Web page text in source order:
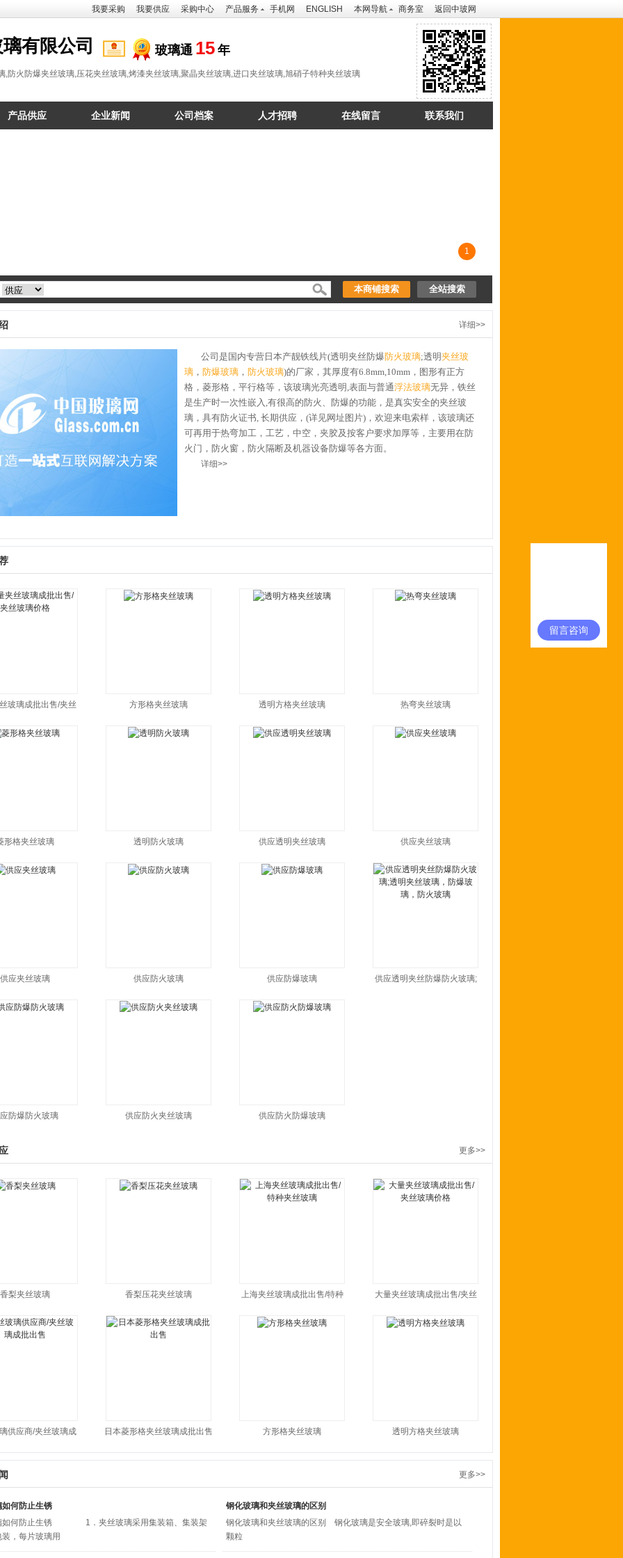
我要采购 我要供应 采购中心 产品服务 手机网 ENGLISH 本网导航 商务室 返回中玻网
有限公司 玻璃通 15 年
,防火防爆夹丝玻璃,压花夹丝玻璃,烤漆夹丝玻璃,聚晶夹丝玻璃,进口夹丝玻璃,旭硝子特种夹丝玻璃
产品供应 企业新闻 公司档案 人才招聘 在线留言 联系我们
1
详细>>
公司是国内专营日本产靓铁线片(透明夹丝防爆防火玻璃;透明夹丝玻
璃 ， 防爆玻璃 ， 防火玻璃)的厂家，其厚度有6.8mm,10mm ，图形有正方
格，菱形格，平行格等，该玻璃光亮透明 ,表面与普通浮法玻璃无异，铁丝
是生产时一次性嵌入 ,有很高的防火、防爆的功能，是真实安全的夹丝玻
璃，具有防火证书, 长期供应， (详见网址图片) ，欢迎来电索样，该玻璃还
可再用于热弯加工，工艺，中空，夹胶及按客户要求加厚等，主要用在防
火门，防火窗，防火隔断及机器设备防爆等各方面。
详细>>
玻璃成批出售/夹丝 方形格夹丝玻璃 透明方格夹丝玻璃 热弯夹丝玻璃
形格夹丝玻璃 透明防火玻璃 供应透明夹丝玻璃 供应夹丝玻璃
供应夹丝玻璃 供应防火玻璃 供应防爆玻璃 供应透明夹丝防爆防火玻璃;
防爆防火玻璃 供应防火夹丝玻璃 供应防火防爆玻璃
更多>>
香梨夹丝玻璃 香梨压花夹丝玻璃 上海夹丝玻璃成批出售/特种 大量夹丝玻璃成批出售/夹丝
供应商/夹丝玻璃成 日本菱形格夹丝玻璃成批出售 方形格夹丝玻璃 透明方格夹丝玻璃
更多>>
如何防止生锈
如何防止生锈 1．夹丝玻璃采用集装箱、集装架
，每片玻璃用
钢化玻璃和夹丝玻璃的区别
钢化玻璃和夹丝玻璃的区别 钢化玻璃是安全玻璃,即碎裂时是以
颗粒
留言咨询